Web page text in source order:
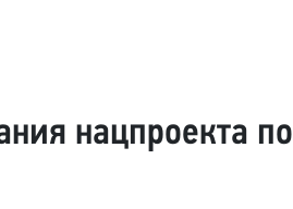
нацпроекта по